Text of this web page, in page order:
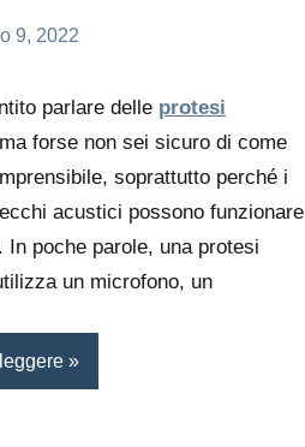
9, 2022
parlare delle protesi
ma forse non sei sicuro di come
soprattutto perché i
acustici possono funzionare
In poche parole, una protesi
un microfono, un